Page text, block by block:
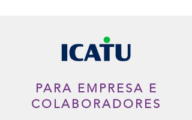
PARA EMPRESA E
COLABORADORES